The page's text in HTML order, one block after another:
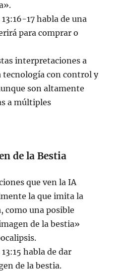
17 habla de una
para comprar o
interpretaciones a
tecnología con control y
son altamente
a múltiples
de la Bestia
que ven la IA
la que imita la
como una posible
de la bestia»
habla de dar
de la bestia.